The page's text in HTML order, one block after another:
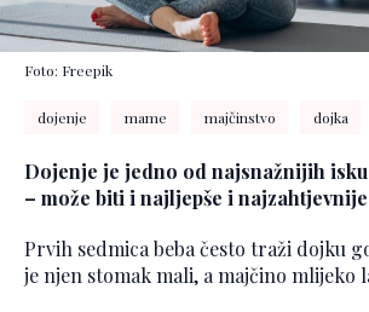
Foto: Freepik
dojenje mame majčinstvo dojka
Dojenje je jedno od najsnažnijih
– može biti i najljepše i
Prvih sedmica beba često traži dojku
je njen stomak mali, a majčino mlijeko